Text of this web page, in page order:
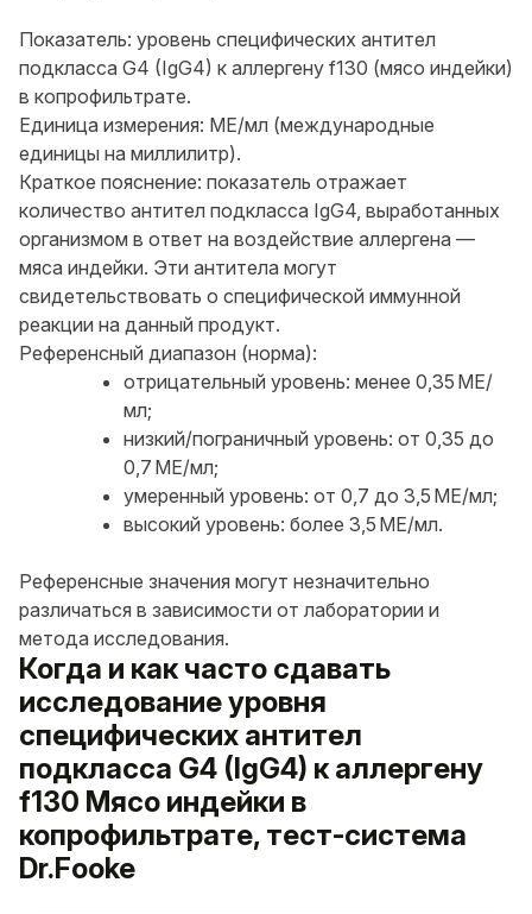
Показатель: уровень специфических антител
подкласса G4 (IgG4) к аллергену f130 (мясо индейки)
в копрофильтрате.
Единица измерения: МЕ/мл (международные
единицы на миллилитр).
Краткое пояснение: показатель отражает
количество антител подкласса IgG4, выработанных
организмом в ответ на воздействие аллергена —
мяса индейки. Эти антитела могут
свидетельствовать о специфической иммунной
реакции на данный продукт.
Референсный диапазон (норма):
отрицательный уровень: менее 0,35 МЕ/
мл;
низкий/пограничный уровень: от 0,35 до
0,7 МЕ/мл;
умеренный уровень: от 0,7 до 3,5 МЕ/мл;
высокий уровень: более 3,5 МЕ/мл.
Референсные значения могут незначительно
различаться в зависимости от лаборатории и
метода исследования.
Когда и как часто сдавать
исследование уровня
специфических антител
подкласса G4 (IgG4) к аллергену
f130 Мясо индейки в
копрофильтрате, тест-система
Dr.Fooke